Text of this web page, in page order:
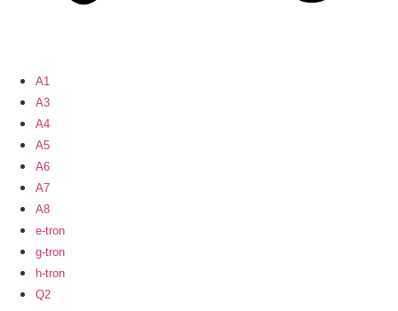
A1
A3
A4
A5
A6
A7
A8
e-tron
g-tron
h-tron
Q2